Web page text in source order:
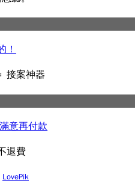
！
接案神器
意再付款
退費
LovePik